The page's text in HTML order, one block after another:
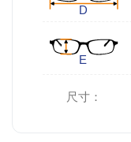
尺寸：